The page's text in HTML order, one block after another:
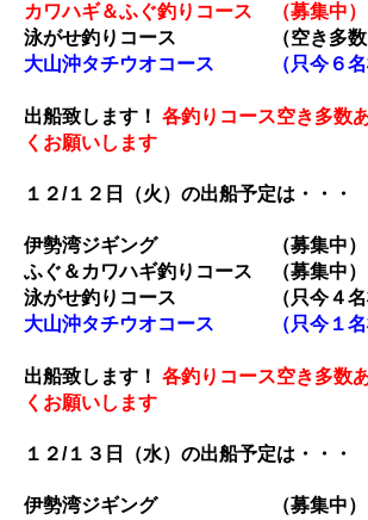
カワハギ＆ふぐ釣りコース （募集中）
泳がせ釣りコース （空き多数
大山沖タチウオコース （只今６名
出船致します！ 各釣りコース空き多数
くお願いします
１２/１２ 日（火）の出船予定は・・・
伊勢湾ジギング （募集中）
ふぐ＆カワハギ釣りコース （募集中）
泳がせ釣りコース （只今４名
大山沖タチウオコース （只今１名
出船致します！ 各釣りコース空き多数
くお願いします
１２/１３ 日（水）の出船予定は・・・
伊勢湾ジギング （募集中